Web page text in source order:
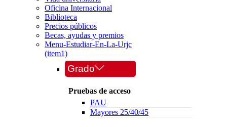
Oficina Internacional
Biblioteca
Precios públicos
Becas, ayudas y premios
Menu-Estudiar-En-La-Urjc
(item1)
Grado
Pruebas de acceso
PAU
Mayores 25/40/45